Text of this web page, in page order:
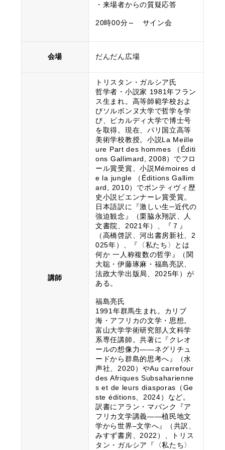
・来場者からの質疑応答
20時00分～ サイン会
会場 だんだん広場
講師
トリスタン・ガルシア氏
哲学者・小説家 1981年フラン
ス生まれ。高等師範学校およ
びソルボンヌ大学で哲学を学
び、ピカルディ大学で博士号
を取得。現在、パリ国立高等
美術学校教授。小説La Meille
ure Part des hommes （Éditi
ons Gallimard, 2008）でフロ
ール賞受賞、小説Mémoires d
e la jungle （Éditions Gallim
ard, 2010）でポンティヴィ歴
史小説ビエンナーレ賞受賞。
日本語訳に『激しい生─近代の
強迫観念』（栗脇永翔訳、人
文書院、2021年）、『７』
（高橋啓訳、河出書房新社、2
025年）、『〈私たち〉とは
何か 一人称複数の哲学』（関
大聡・伊藤琢麻・福島亮訳、
法政大学出版局、2025年）が
ある。
福島亮氏
1991年群馬生まれ。カリブ
海・アフリカの文学・思想。
富山大学学術研究部人文科学
系専任講師。共著に『クレオ
ールの想像力——ネグリチュ
ードから群島的思考へ』（水
声社、2020）やAu carrefour
des Afriques Subsaharienne
s et de leurs diasporas（Ge
ste éditions、2024）など。
訳書にアラン・マバンク『ア
フリカ文学講義——植民地文
学から世界–文学へ』（共訳、
みすず書房、2022）、トリス
タン・ガルシア『〈私たち〉